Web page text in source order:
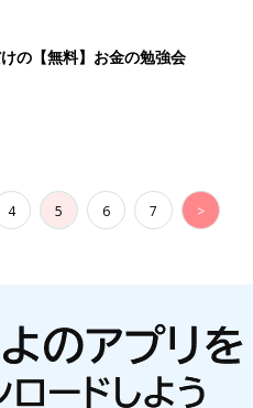
の【無料】お金の勉強会
4 5 6 7 >